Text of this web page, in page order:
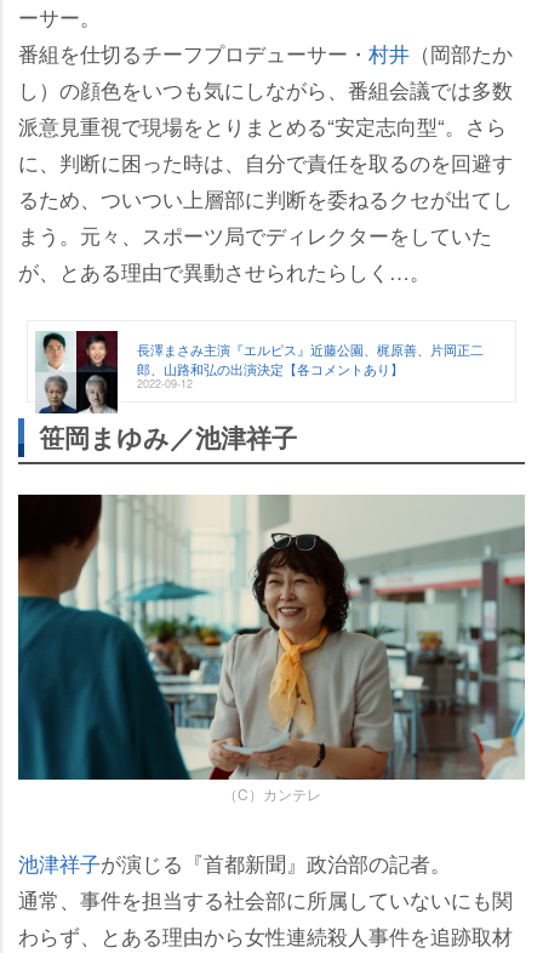
ーサー。
番組を仕切るチーフプロデューサー・ 村井 （岡部たか
し）の顔色をいつも気にしながら、番組会議では多数
派意見重視で現場をとりまとめる“安定志向型“。さら
に、判断に困った時は、自分で責任を取るのを回避す
るため、ついつい上層部に判断を委ねるクセが出てし
まう。元々、スポーツ局でディレクターをしていた
が、とある理由で異動させられたらしく…。
長澤まさみ主演『エルピス』近藤公園、梶原善、片岡正二
郎、山路和弘の出演決定【各コメントあり】
2022-09-12
笹岡まゆみ／池津祥子
（C）カンテレ
池津祥子が演じる『首都新聞』政治部の記者。
通常、事件を担当する社会部に所属していないにも関
わらず、とある理由から女性連続殺人事件を追跡取材